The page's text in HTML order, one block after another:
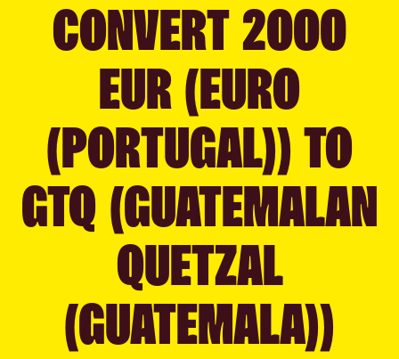
CONVERT 2000
EUR (EURO
(PORTUGAL)) TO
GTQ (GUATEMALAN
QUETZAL
(GUATEMALA))